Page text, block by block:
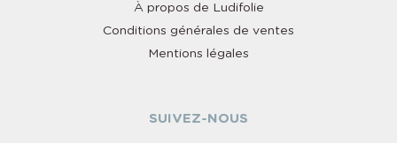
À propos de Ludifolie
Conditions générales de ventes
Mentions légales
SUIVEZ-NOUS